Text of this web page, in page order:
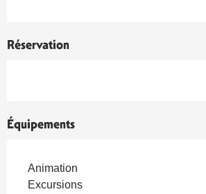
Réservation
Équipements
Animation
Excursions